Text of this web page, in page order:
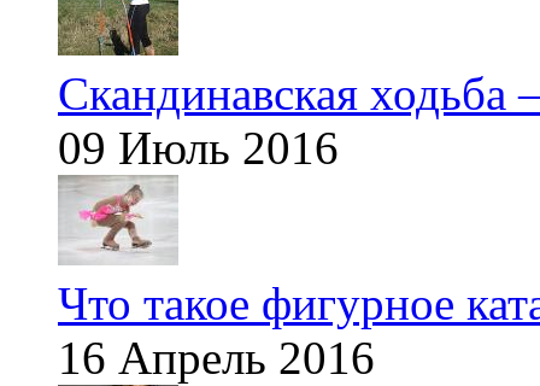
Скандинавская ходьба
09 Июль 2016
Что такое фигурное
16 Апрель 2016